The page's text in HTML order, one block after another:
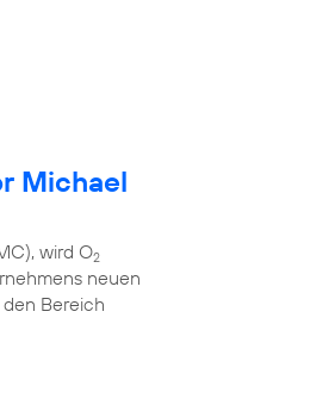
Michael
wird O2
neuen
Bereich